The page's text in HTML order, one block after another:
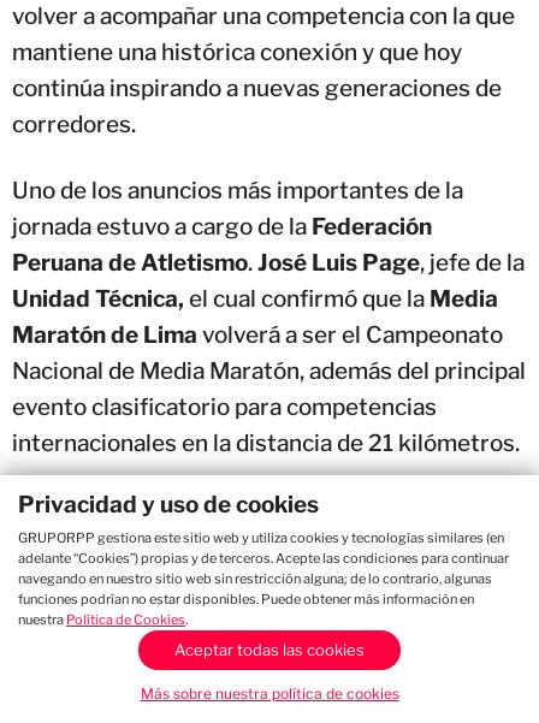
volver a acompañar una competencia con la que
mantiene una histórica conexión y que hoy
continúa inspirando a nuevas generaciones de
corredores.
Uno de los anuncios más importantes de la
jornada estuvo a cargo de la Federación
Peruana de Atletismo.José Luis Page, jefe de la
Unidad Técnica, el cual confirmó que la Media
Maratón de Lima volverá a ser el Campeonato
Nacional de Media Maratón, además del principal
evento clasificatorio para competencias
internacionales en la distancia de 21 kilómetros.
Asimismo, recordó que el recorrido está
homologado porWorld Athletics, permitiendo
que las marcas obtenidas otorguen puntaje para
el ranking internacional. Como parte de su
compromiso con el desarrollo del alto
rendimiento,Peru Runnersanunció además un
Privacidad y uso de cookies
GRUPORPP gestiona este sitio web y utiliza cookies y tecnologías similares (en
adelante “Cookies”) propias y de terceros. Acepte las condiciones para continuar
navegando en nuestro sitio web sin restricción alguna; de lo contrario, algunas
funciones podrían no estar disponibles. Puede obtener más información en
nuestra Política de Cookies.
Aceptar todas las cookies
Más sobre nuestra política de cookies